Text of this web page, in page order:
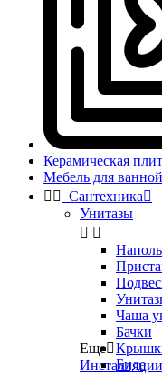
Керамическая
Мебель для ванной
  Сантехника
Унитазы
 
Чаша
Бачки
Биде
Еще
Инсталляции